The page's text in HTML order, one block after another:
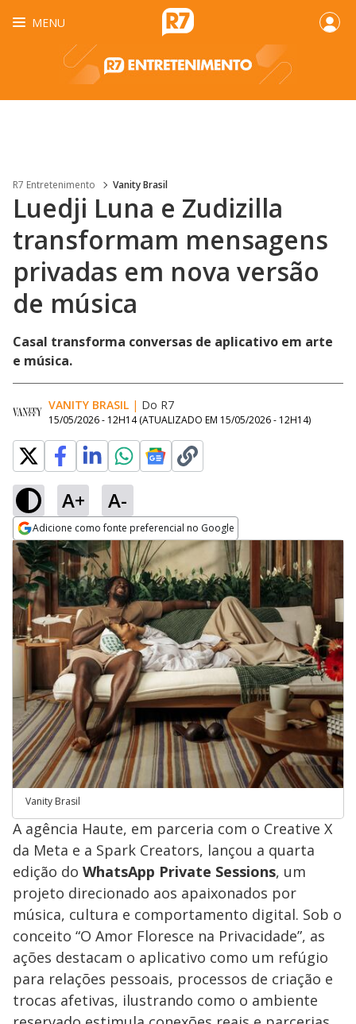
MENU
R7 Entretenimento Vanity Brasil
Luedji Luna e Zudizilla
transformam mensagens
privadas em nova versão
de música
Casal transforma conversas de aplicativo em arte
e música.
VANITY BRASIL | Do R7
15/05/2026 - 12H14 (ATUALIZADO EM 15/05/2026 - 12H14)
A+ A-
Adicione como fonte preferencial no Google
Opens in new window
Vanity Brasil
A agência Haute, em parceria com o Creative X
da Meta e a Spark Creators, lançou a quarta
edição do WhatsApp Private Sessions, um
projeto direcionado aos apaixonados por
música, cultura e comportamento digital. Sob o
conceito “O Amor Floresce na Privacidade”, as
ações destacam o aplicativo como um refúgio
para relações pessoais, processos de criação e
trocas afetivas, ilustrando como o ambiente